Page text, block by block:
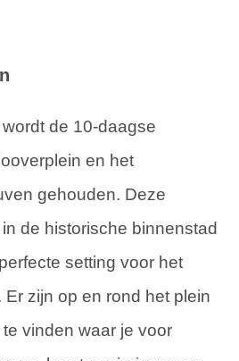
de 10-daagse
en het
gehouden. Deze
de historische binnenstad
setting voor het
zijn op en rond het plein
vinden waar je voor